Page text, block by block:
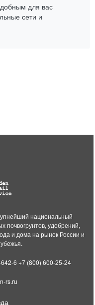
для вас
сети и
национальный
почвогрунтов, удобрений,
и дома на рынок России и
6 +7 (800) 600-25-24
rs.ru